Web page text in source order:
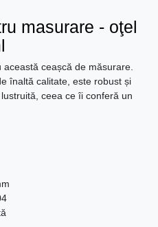
masurare - oţel
ceașcă de măsurare.
înaltă calitate, este robust și
ceea ce îi conferă un